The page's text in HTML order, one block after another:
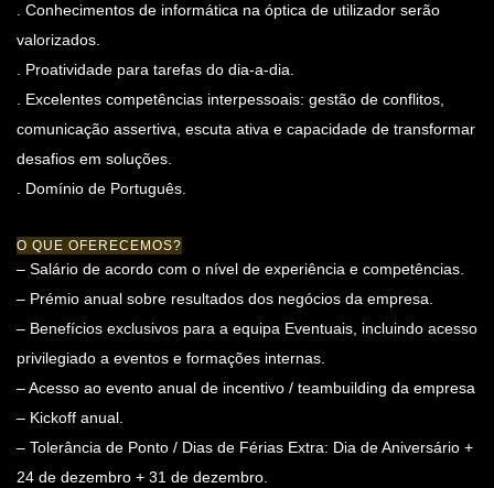
. Conhecimentos de informática na óptica de utilizador serão
valorizados.
. Proatividade para tarefas do dia-a-dia.
. Excelentes competências interpessoais: gestão de conflitos,
comunicação assertiva, escuta ativa e capacidade de transformar
desafios em soluções.
. Domínio de Português.
O QUE OFERECEMOS?
– Salário de acordo com o nível de experiência e competências.
– Prémio anual sobre resultados dos negócios da empresa.
– Benefícios exclusivos para a equipa Eventuais, incluindo acesso
privilegiado a eventos e formações internas.
– Acesso ao evento anual de incentivo / teambuilding da empresa
– Kickoff anual.
– Tolerância de Ponto / Dias de Férias Extra: Dia de Aniversário +
24 de dezembro + 31 de dezembro.